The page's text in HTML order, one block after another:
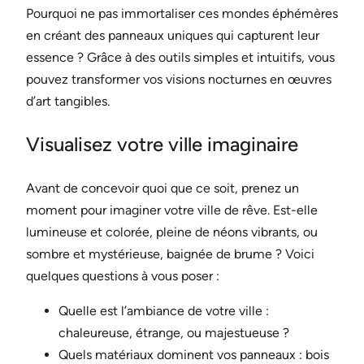
Pourquoi ne pas immortaliser ces mondes éphémères
en créant des panneaux uniques qui capturent leur
essence ? Grâce à des outils simples et intuitifs, vous
pouvez transformer vos visions nocturnes en œuvres
d’art tangibles.
Visualisez votre ville imaginaire
Avant de concevoir quoi que ce soit, prenez un
moment pour imaginer votre ville de rêve. Est-elle
lumineuse et colorée, pleine de néons vibrants, ou
sombre et mystérieuse, baignée de brume ? Voici
quelques questions à vous poser :
Quelle est l’ambiance de votre ville :
chaleureuse, étrange, ou majestueuse ?
Quels matériaux dominent vos panneaux : bois